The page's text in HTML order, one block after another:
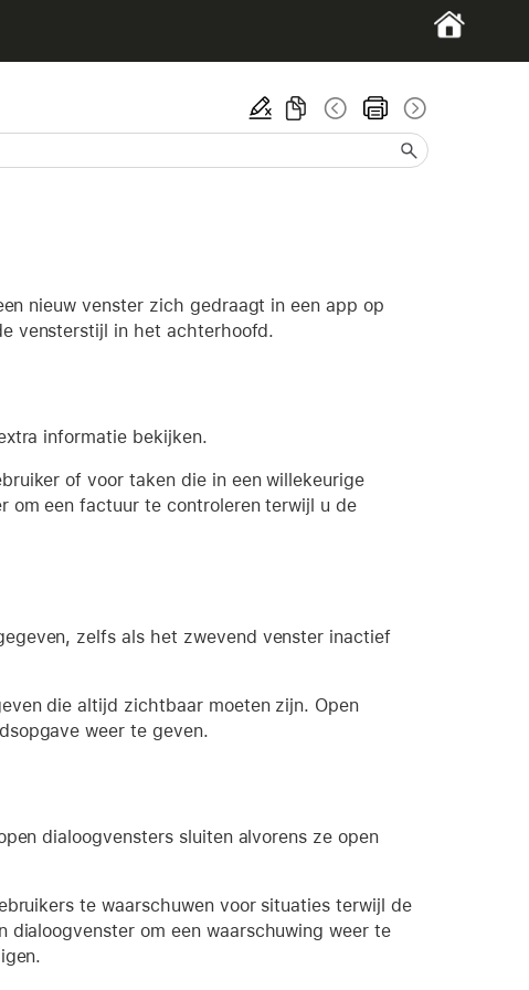
nieuw venster zich gedraagt in een app op
vensterstijl in het achterhoofd.
informatie bekijken.
of voor taken die in een willekeurige
om een factuur te controleren terwijl u de
zelfs als het zwevend venster inactief
die altijd zichtbaar moeten zijn. Open
weer te geven.
dialoogvensters sluiten alvorens ze open
te waarschuwen voor situaties terwijl de
om een waarschuwing weer te